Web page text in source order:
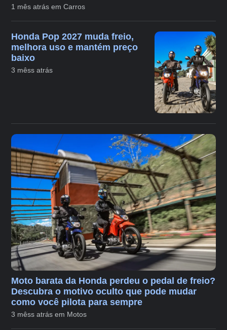
1 mês atrás em Carros
Honda Pop 2027 muda freio,
melhora uso e mantém preço
baixo
3 mêss atrás
Moto barata da Honda perdeu o pedal de freio?
Descubra o motivo oculto que pode mudar
como você pilota para sempre
3 mêss atrás em Motos